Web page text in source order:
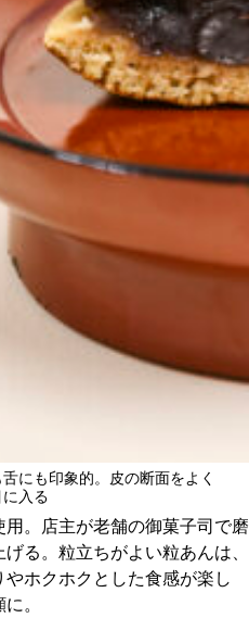
た。
ト
にも印象的。皮の断面をよく
入る
。店主が老舗の御菓子司で磨
る。粒立ちがよい粒あんは、
ホクホクとした食感が楽し
。